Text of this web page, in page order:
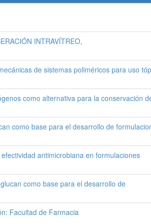
INTRAVÍTREO,
de sistemas poliméricos para uso
como alternativa para la conservación
como base para el desarrollo de
antimicrobiana en formulaciones
como base para el desarrollo de
Facultad de Farmacia